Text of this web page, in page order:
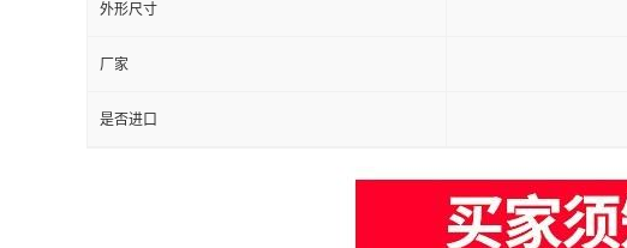
外形尺寸
厂家
是否进口